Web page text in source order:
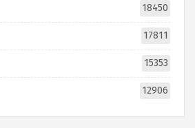
18450
17811
15353
12906